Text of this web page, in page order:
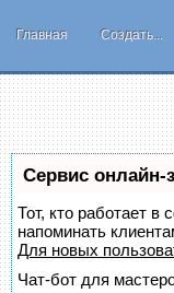
Главная Создать...
Сервис онлайн-
Тот, кто работает в
напоминать
Для новых
Чат-бот для